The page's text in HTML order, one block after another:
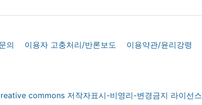
의 이용자 고충처리/반론보도 이용약관/윤리강령
commons 저작자표시-비영리-변경금지 라이선스